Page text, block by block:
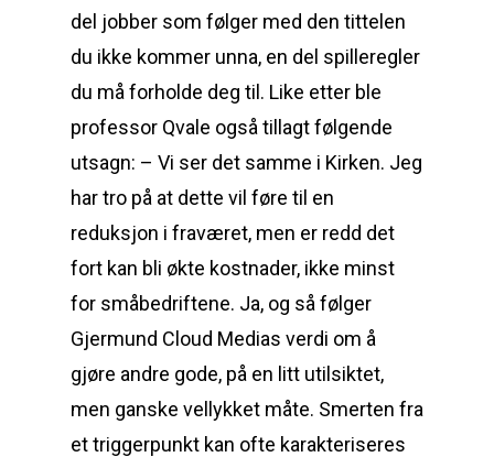
del jobber som følger med den tittelen
du ikke kommer unna, en del spilleregler
du må forholde deg til. Like etter ble
professor Qvale også tillagt følgende
utsagn: – Vi ser det samme i Kirken. Jeg
har tro på at dette vil føre til en
reduksjon i fraværet, men er redd det
fort kan bli økte kostnader, ikke minst
for småbedriftene. Ja, og så følger
Gjermund Cloud Medias verdi om å
gjøre andre gode, på en litt utilsiktet,
men ganske vellykket måte. Smerten fra
et triggerpunkt kan ofte karakteriseres